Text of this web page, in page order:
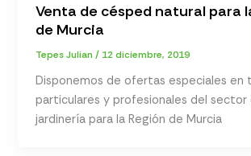
Venta de césped natural para
de Murcia
Tepes Julian/ 12 diciembre, 2019
Disponemos de ofertas especiales en
particulares y profesionales del sector
jardinería para la Región de Murcia